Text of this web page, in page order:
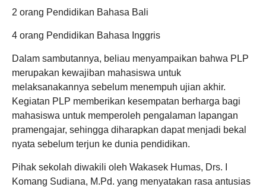
2 orang Pendidikan Bahasa Bali
4 orang Pendidikan Bahasa Inggris
Dalam sambutannya, beliau menyampaikan bahwa PLP
merupakan kewajiban mahasiswa untuk
melaksanakannya sebelum menempuh ujian akhir.
Kegiatan PLP memberikan kesempatan berharga bagi
mahasiswa untuk memperoleh pengalaman lapangan
pramengajar, sehingga diharapkan dapat menjadi bekal
nyata sebelum terjun ke dunia pendidikan.
Pihak sekolah diwakili oleh Wakasek Humas, Drs. I
Komang Sudiana, M.Pd. yang menyatakan rasa antusias